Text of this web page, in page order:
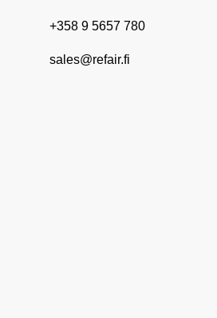
+358 9 5657 780
sales@refair.fi